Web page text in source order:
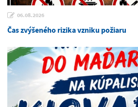
06.08.2026
Čas zvýšeného rizika vzniku požiaru